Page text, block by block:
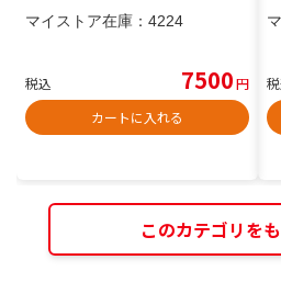
マイストア在庫： 4224
税込 7500円
カートに入れる
このカテゴリを